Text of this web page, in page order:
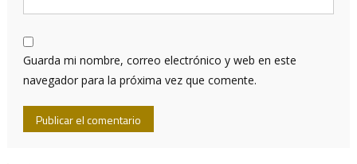
Guarda mi nombre, correo electrónico y web en este
navegador para la próxima vez que comente.